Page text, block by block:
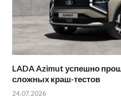
LADA Azimut успешно
сложных краш-тестов
24.07.2026